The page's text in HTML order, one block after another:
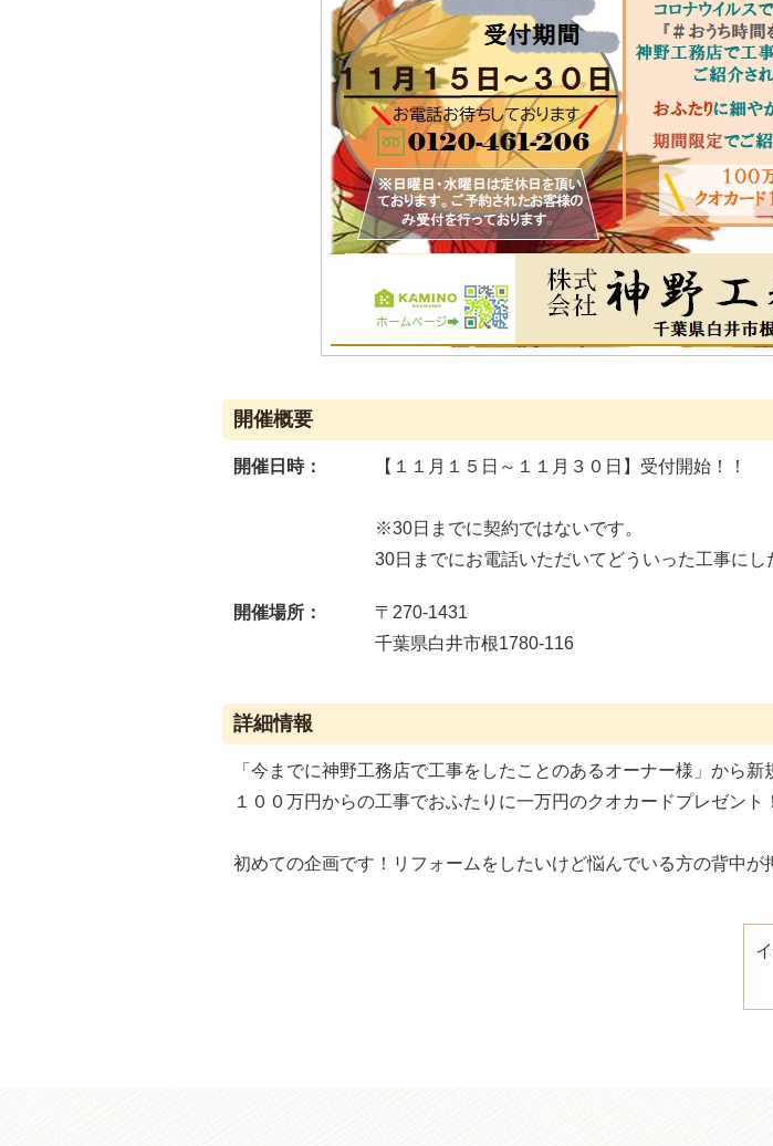
開催概要
開催日時： 【１１月１５日～１１月３０日】受付開始！！
※30日までに契約ではないです。
30日までにお電話いただいてどういった工事にし
開催場所：
〒270-1431
千葉県白井市根1780-116
詳細情報
「今までに神野工務店で工事をしたことのあるオーナー様」から
１００万円からの工事でおふたりに一万円のクオカードプレゼント！
初めての企画です！リフォームをしたいけど悩んでいる方の背中が